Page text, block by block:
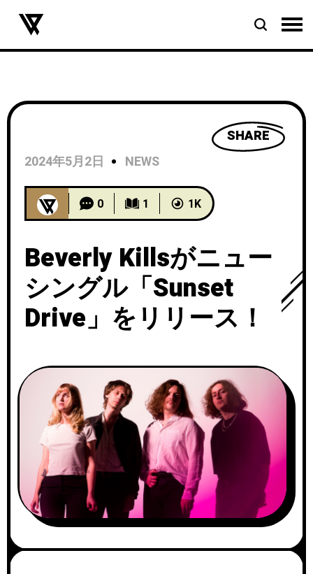
SHARE
2024年5月2日
NEWS
0 1 1K
Beverly Killsがニュー
シングル「Sunset
Drive」をリリース！